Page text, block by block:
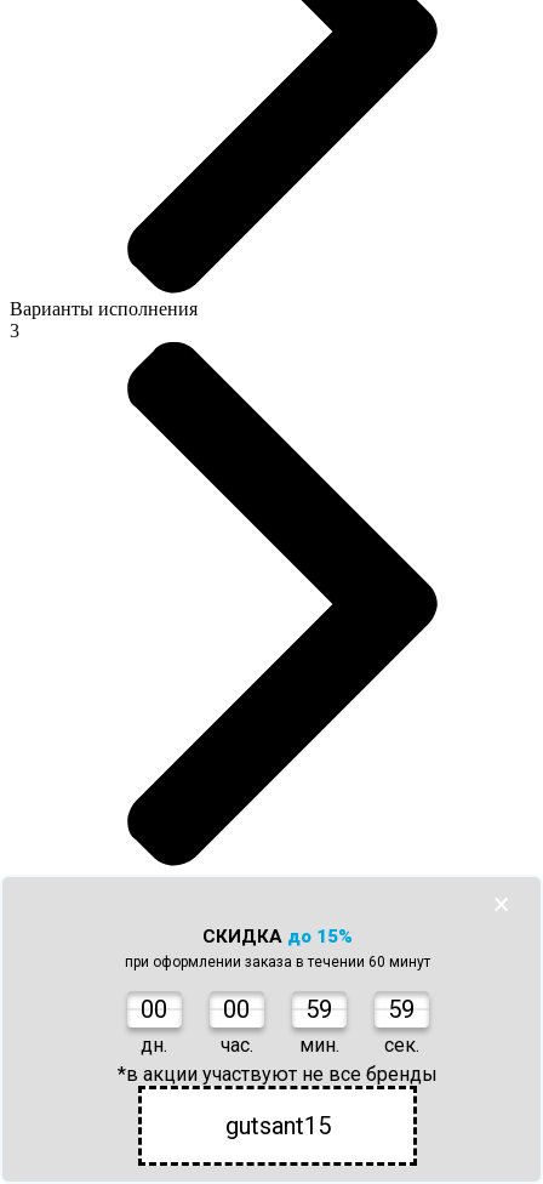
Варианты исполнения
3
Отзывы
СКИДКА до 15%
при оформлении заказа в течении 60 минут
00
дн.
00
час.
59
мин.
59
сек.
*в акции участвуют не все бренды
gutsant15
×